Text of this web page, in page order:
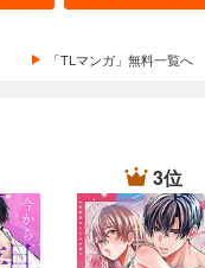
「TLマンガ」無料一覧へ
3位